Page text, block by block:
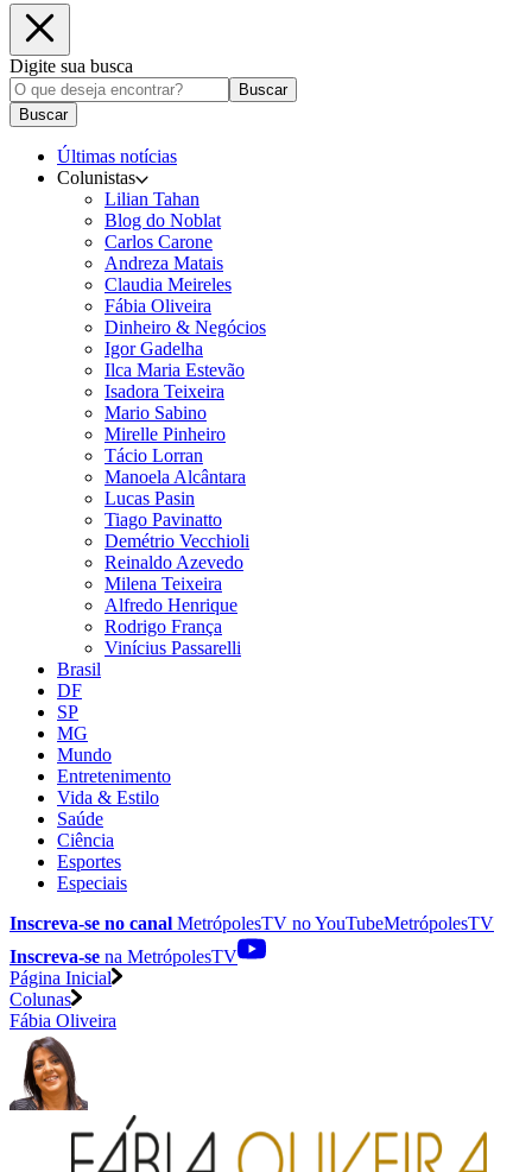
Digite sua busca
Buscar
Buscar
Últimas notícias
Colunistas
Lilian Tahan
Blog do Noblat
Carlos Carone
Andreza Matais
Claudia Meireles
Fábia Oliveira
Dinheiro & Negócios
Igor Gadelha
Ilca Maria Estevão
Isadora Teixeira
Mario Sabino
Mirelle Pinheiro
Tácio Lorran
Manoela Alcântara
Lucas Pasin
Tiago Pavinatto
Demétrio Vecchioli
Reinaldo Azevedo
Milena Teixeira
Alfredo Henrique
Rodrigo França
Vinícius Passarelli
Brasil
DF
SP
MG
Mundo
Entretenimento
Vida & Estilo
Saúde
Ciência
Esportes
Especiais
Inscreva-se no canal MetrópolesTV noYouTubeMetrópolesTV
Inscreva-se na MetrópolesTV
Página Inicial
Colunas
Fábia Oliveira